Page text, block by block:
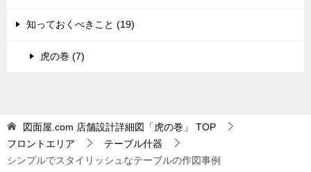
知っておくべきこと (19)
虎の巻 (7)
図面屋.com 店舗設計詳細図「虎の巻」
TOP
フロントエリア
テーブル什器
シンプルでスタイリッシュなテーブルの作図事例